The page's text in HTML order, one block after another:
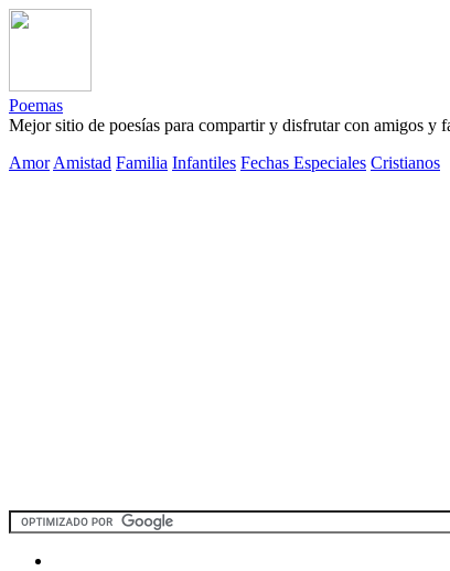
Poemas
Mejor sitio de poesías para compartir y disfrutar con amigos y
Amor Amistad Familia Infantiles Fechas Especiales Cristianos